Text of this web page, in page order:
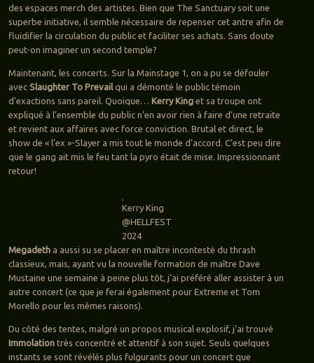
des espaces merch des artistes. Bien que The Sanctuary soit une
superbe initiative, il semble nécessaire de repenser cet antre afin de
fluidifier la circulation du public et faciliter ses achats. Sans doute
peut-on imaginer un second temple?
Maintenant, les concerts. Sur la Mainstage 1, on a pu se défouler
avec Slaughter To Prevailqui a démonté le public témoin
d’exactions sans pareil. Quoique… Kerry Kinget sa troupe ont
expliqué à l’ensemble du public n’en avoir rien à faire d’une retraite
et revient aux affaires avec force conviction. Brutal et direct, le
show de « l’ex »-Slayer a mis tout le monde d’accord. C’est peu dire
que le gang ait mis le feu tant la pyro était de mise. Impressionnant
retour!
Kerry King
@HELLFEST
2024
Megadetha aussi su se placer en maître incontesté du thrash
classieux, mais, ayant vu la nouvelle formation de maître Dave
Mustaine une semaine à peine plus tôt, j’ai préféré aller assister à un
autre concert (ce que je ferai également pour Extreme et Tom
Morello pour les mêmes raisons).
Du côté des tentes, malgré un propos musical explosif, j’ai trouvé
Immolation très concentré et attentif à son sujet. Seuls quelques
instants se sont révélés plus fulgurants pour un concert que